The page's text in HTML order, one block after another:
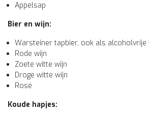
Appelsap
Bier en wijn:
Warsteiner tapbier, ook als alcoholvrije
Rode wijn
Zoete witte wijn
Droge witte wijn
Rosé
Koude hapjes: